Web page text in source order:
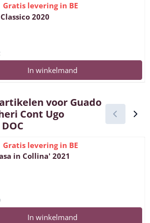
Gratis levering in BE
2020
btw: 38,02
Amarone Classico 2020
In winkelmand
voor Guado
Cont Ugo
Gratis levering in BE
in Collina' 2021
btw: 23,80
'La Casa in Collina' 2021
In winkelmand